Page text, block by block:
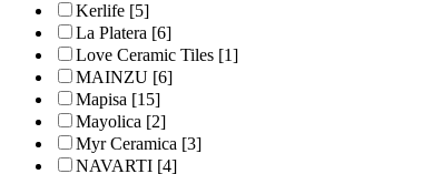
Kerlife [5]
La Platera [6]
Love Ceramic Tiles [1]
MAINZU [6]
Mapisa [15]
Mayolica [2]
Myr Ceramica [3]
NAVARTI [4]